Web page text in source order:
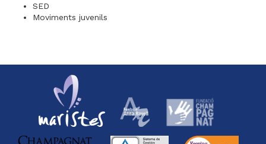
SED
Moviments juvenils